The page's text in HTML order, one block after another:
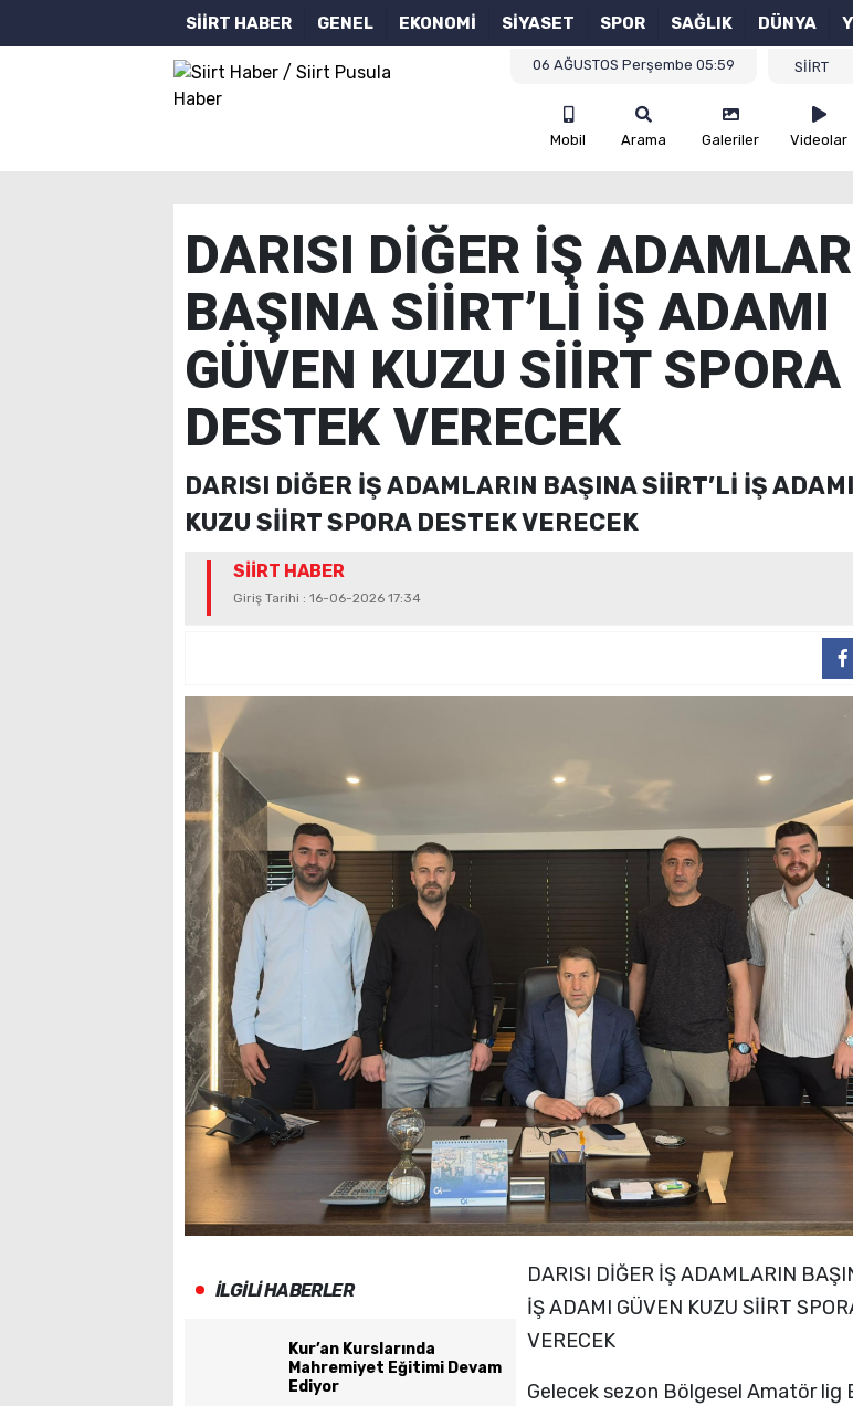
SİİRT HABER GENEL EKONOMİ SİYASET SPOR SAĞLIK DÜNYA
06 AĞUSTOS Perşembe 05:59
Mobil Arama Galeriler Videolar
DARISI DİĞER İŞ
BAŞINA SİİRT’Lİ İŞ ADAMI
GÜVEN KUZU SİİRT SPORA
DESTEK VERECEK
DARISI DİĞER İŞ ADAMLARIN BAŞINA SİİRT’Lİ İŞ
KUZU SİİRT SPORA DESTEK VERECEK
SİİRT HABER
Giriş Tarihi : 16-06-2026 17:34
İLGİLİ HABERLER
Kur’an Kurslarında
Mahremiyet Eğitimi Devam
Ediyor
DARISI DİĞER İŞ ADAMLARIN
İŞ ADAMI GÜVEN KUZU SİİRT
VERECEK
Gelecek sezon Bölgesel Amatör lig